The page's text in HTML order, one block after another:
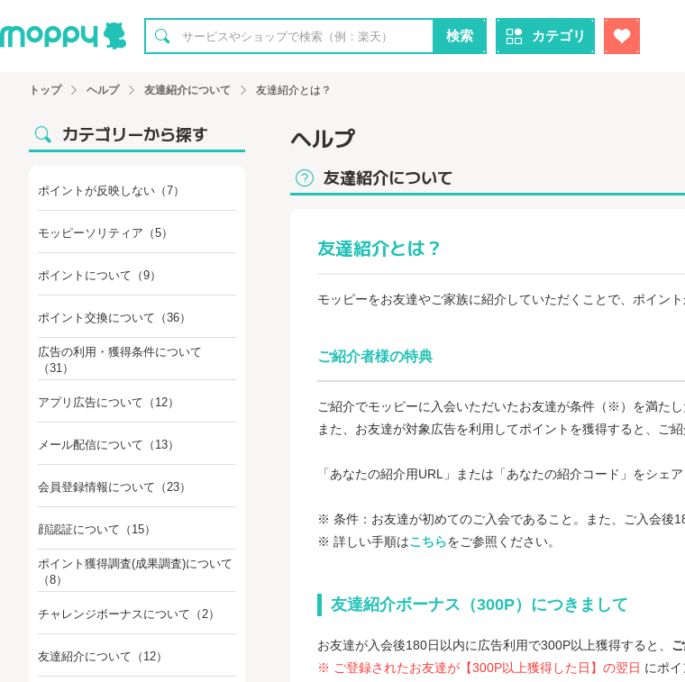
検索 カテゴリ
トップ ヘルプ 友達紹介について 友達紹介とは？
ヘルプ
友達紹介について
友達紹介とは？
モッピーをお友達やご家族に紹介していただくことで、ポイント
ご紹介者様の特典
ご紹介でモッピーに入会いただいたお友達が条件（※）を満た
また、お友達が対象広告を利用してポイントを獲得すると、ご
「あなたの紹介用URL」または「あなたの紹介コード」をシェ
※ 条件：お友達が初めてのご入会であること。また、ご入会後
※ 詳しい手順はこちらをご参照ください。
友達紹介ボーナス（300P）につきまして
お友達が入会後180日以内に広告利用で300P以上獲得すると、
※ ご登録されたお友達が【300P以上獲得した日】の翌日 にポイ
カテゴリーから探す
ポイントが反映しない （7）
モッピーソリティア （5）
ポイントについて （9）
ポイント交換について （36）
広告の利用・獲得条件について
（31）
アプリ広告について （12）
メール配信について （13）
会員登録情報について （23）
顔認証について （15）
ポイント獲得調査(成果調査)について
（8）
チャレンジボーナスについて （2）
友達紹介について （12）